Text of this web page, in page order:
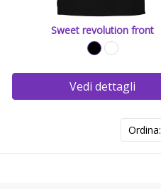
Sweet revolution front
Vedi dettagli
Ordina: